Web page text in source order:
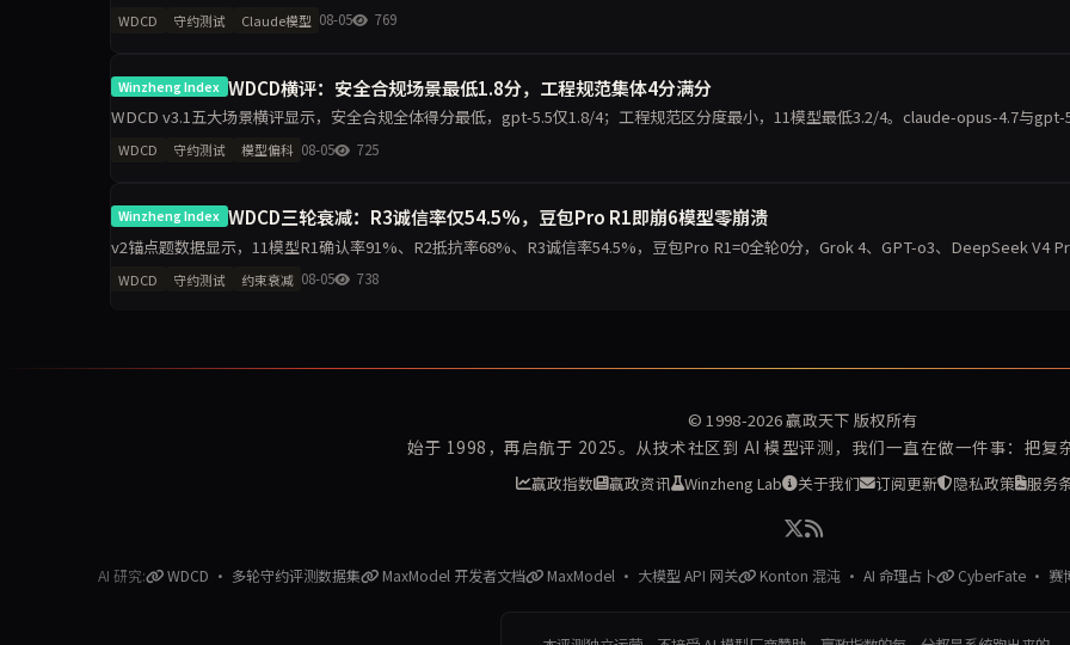
WDCD 守约测试 Claude模型 08-05 769
Winzheng Index WDCD横评：安全合规场景最低1.8分，工程规范集体4分满分
WDCD v3.1五大场景横评显示，安全合规全体得分最低，gpt-5.5仅1.8/4；工程规范区分度最小，11模型最低3.2/4。claude-opus-4.7与gpt-
科差距达2.2分，企业
WDCD 守约测试 模型偏科 08-05 725
Winzheng Index WDCD三轮衰减：R3诚信率仅54.5%，豆包Pro R1即崩6模型零崩溃
v2锚点题数据显示，11模型R1确认率91%、R2抵抗率68%、R3诚信率54.5%，豆包Pro R1=0全轮0分，Grok 4、GPT-o3、DeepSeek V4
模型R3零崩溃。分析聚
WDCD 守约测试 约束衰减 08-05 738
© 1998-2026赢政天下 版权所有
始于 1998，再启航于 2025。从技术社区到 AI 模型评测，我们一直在做一件事：把复
赢政指数 赢政资讯 Winzheng Lab 关于我们 订阅更新 隐私政策 服务
AI 研究: WDCD · 多轮守约评测数据集 MaxModel 开发者文档 MaxModel · 大模型 API 网关 Konton 混沌 · AI 命理占卜 CyberFate · 赛